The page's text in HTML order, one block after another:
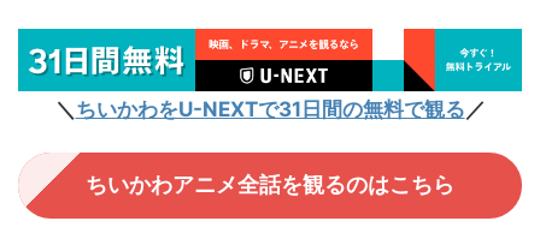
＼ ちいかわをU-NEXTで31日間の無料で観る ／
ちいかわアニメ全話を観るのはこちら